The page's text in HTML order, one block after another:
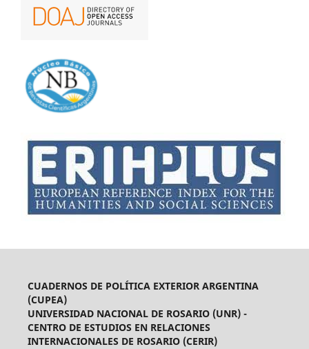
CUADERNOS DE POLÍTICA EXTERIOR ARGENTINA
(CUPEA)
UNIVERSIDAD NACIONAL DE ROSARIO (UNR) -
CENTRO DE ESTUDIOS EN RELACIONES
INTERNACIONALES DE ROSARIO (CERIR)